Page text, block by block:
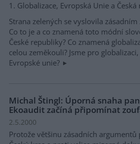
1. Globalizace, Evropská Unie a
Strana zelených se vyslovila
Co to je a co znamená toto módní
České republiky? Co znamená
celou zeměkouli? Jsme pro
Evropské unie?
Michal Štingl: Úporná snaha
Ekoaudit začíná připomínat
2.5.2000
Protože většinu zásadních